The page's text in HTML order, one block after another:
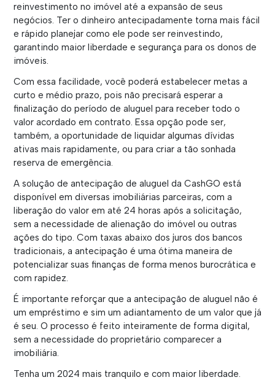
reinvestimento no imóvel até a expansão de seus
negócios. Ter o dinheiro antecipadamente torna mais fácil
e rápido planejar como ele pode ser reinvestindo,
garantindo maior liberdade e segurança para os donos de
imóveis.
Com essa facilidade, você poderá estabelecer metas a
curto e médio prazo, pois não precisará esperar a
finalização do período de aluguel para receber todo o
valor acordado em contrato. Essa opção pode ser,
também, a oportunidade de liquidar algumas dívidas
ativas mais rapidamente, ou para criar a tão sonhada
reserva de emergência.
A solução de antecipação de aluguel da CashGO está
disponível em diversas imobiliárias parceiras, com a
liberação do valor em até 24 horas após a solicitação,
sem a necessidade de alienação do imóvel ou outras
ações do tipo. Com taxas abaixo dos juros dos bancos
tradicionais, a antecipação é uma ótima maneira de
potencializar suas finanças de forma menos burocrática e
com rapidez.
É importante reforçar que a antecipação de aluguel não é
um empréstimo e sim um adiantamento de um valor que já
é seu. O processo é feito inteiramente de forma digital,
sem a necessidade do proprietário comparecer a
imobiliária.
Tenha um 2024 mais tranquilo e com maior liberdade.